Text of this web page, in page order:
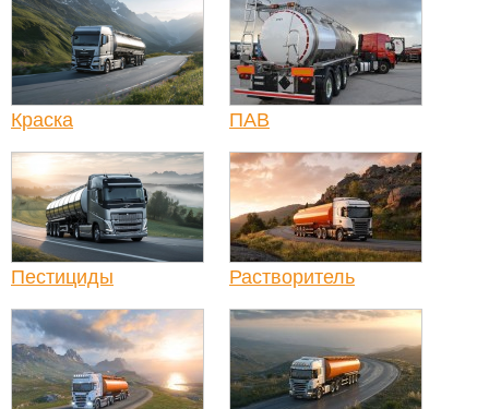
Краска ПАВ
Пестициды Растворитель